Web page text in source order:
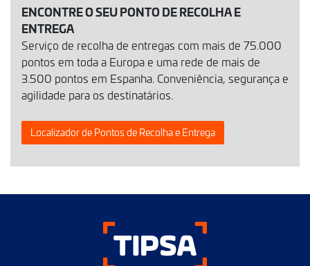
ENCONTRE O SEU PONTO DE RECOLHA E
ENTREGA
Serviço de recolha de entregas com mais de 75.000
pontos em toda a Europa e uma rede de mais de
3.500 pontos em Espanha. Conveniência, segurança e
agilidade para os destinatários.
Localizador de Pontos de Recolha e Entrega